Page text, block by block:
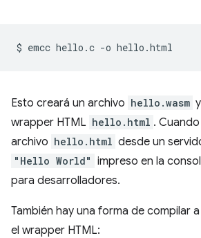
$ emcc hello.c -o
Esto creará un archivo hello.wasm
wrapper HTML hello.html .
archivo hello.html desde un
"Hello World" impreso en la
para desarrolladores.
También hay una forma de compilar
el wrapper HTML: